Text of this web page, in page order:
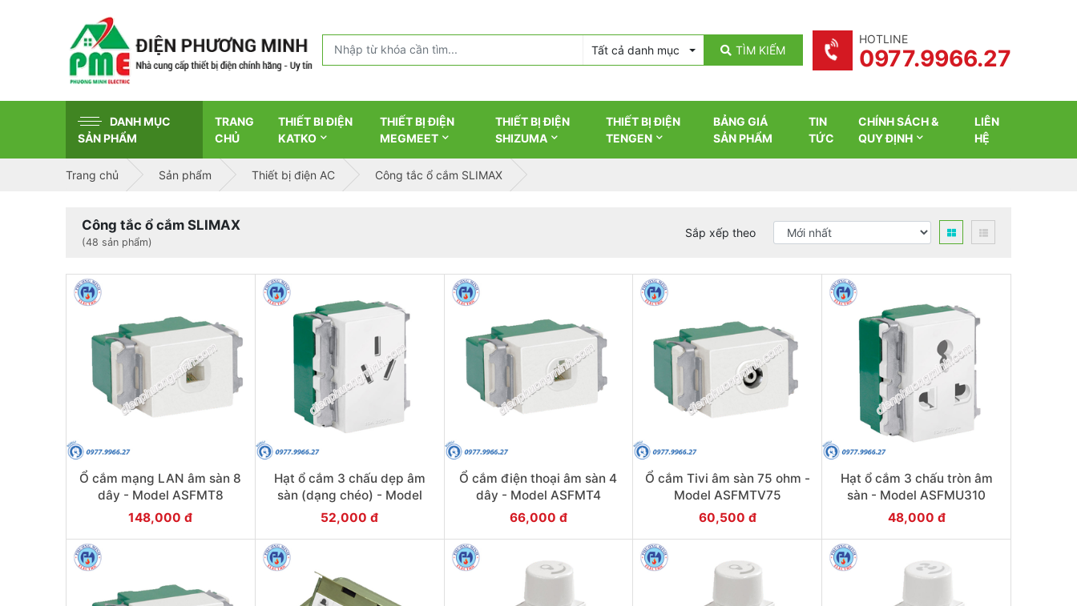
Tất cả danh mục TÌM KIẾM
HOTLINE
0977.9966.27
DANH MỤC
SẢN PHẨM
TRANG
CHỦ
THIẾT BI ĐIỆN
KATKO
THIẾT BỊ ĐIỆN
MEGMEET
THIẾT BỊ ĐIỆN
SHIZUMA
THIẾT BỊ ĐIỆN
TENGEN
BẢNG GIÁ
SẢN PHẨM
TIN
TỨC
CHÍNH SÁCH &
QUY ĐỊNH
LIÊN
HỆ
Trang chủ Sản phẩm Thiết bị điện AC Công tắc ổ cắm SLIMAX
Công tắc ổ cắm SLIMAX
(48 sản phẩm)
Sắp xếp theo
Ổ cắm mạng LAN âm sàn 8
dây - Model ASFMT8
148,000 đ
Hạt ổ cắm 3 chấu dẹp âm
sàn (dạng chéo) - Model
ASFMU10X
52,000 đ
Ổ cắm điện thoại âm sàn 4
dây - Model ASFMT4
66,000 đ
Ổ cắm Tivi âm sàn 75 ohm -
Model ASFMTV75
60,500 đ
Hạt ổ cắm 3 chấu tròn âm
sàn - Model ASFMU310
48,000 đ